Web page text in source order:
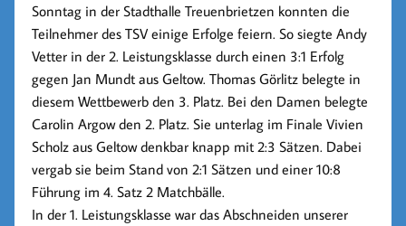
Sonntag in der Stadthalle Treuenbrietzen konnten die
Teilnehmer des TSV einige Erfolge feiern. So siegte Andy
Vetter in der 2. Leistungsklasse durch einen 3:1 Erfolg
gegen Jan Mundt aus Geltow. Thomas Görlitz belegte in
diesem Wettbewerb den 3. Platz. Bei den Damen belegte
Carolin Argow den 2. Platz. Sie unterlag im Finale Vivien
Scholz aus Geltow denkbar knapp mit 2:3 Sätzen. Dabei
vergab sie beim Stand von 2:1 Sätzen und einer 10:8
Führung im 4. Satz 2 Matchbälle.
In der 1. Leistungsklasse war das Abschneiden unserer